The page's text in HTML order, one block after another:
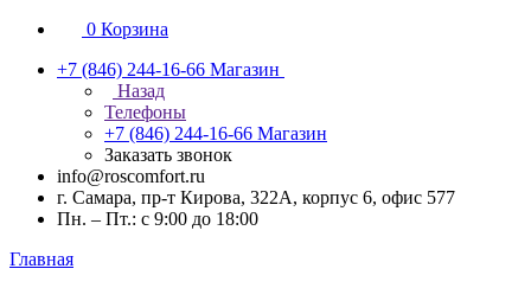
0 Корзина
+7 (846) 244-16-66 Магазин
Назад
Телефоны
+7 (846) 244-16-66 Магазин
Заказать звонок
info@roscomfort.ru
г. Самара, пр-т Кирова, 322А, корпус 6, офис 577
Пн. – Пт.: с 9:00 до 18:00
Главная